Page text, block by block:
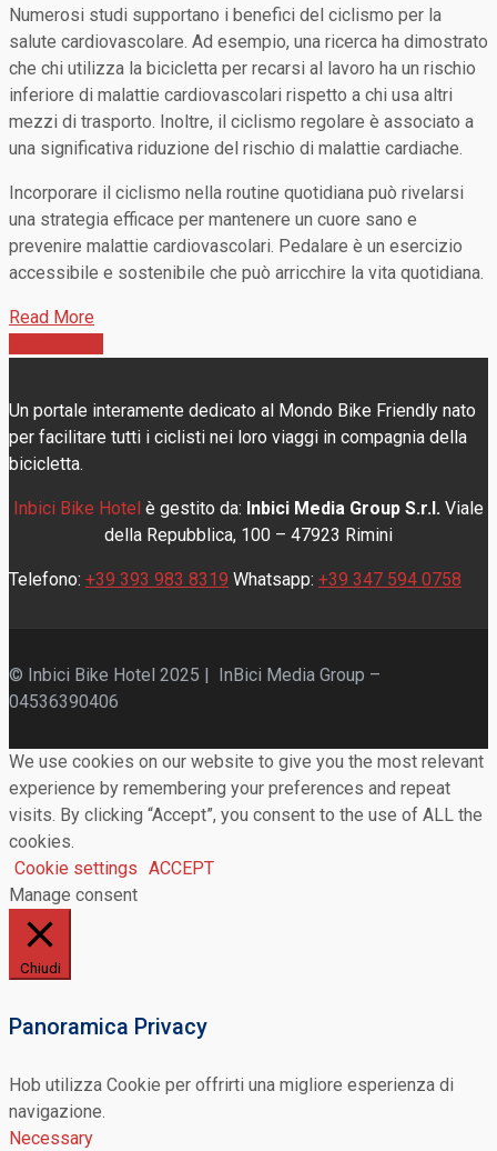
Numerosi studi supportano i benefici del ciclismo per la
salute cardiovascolare. Ad esempio, una ricerca ha dimostrato
che chi utilizza la bicicletta per recarsi al lavoro ha un rischio
inferiore di malattie cardiovascolari rispetto a chi usa altri
mezzi di trasporto. Inoltre, il ciclismo regolare è associato a
una significativa riduzione del rischio di malattie cardiache.
Incorporare il ciclismo nella routine quotidiana può rivelarsi
una strategia efficace per mantenere un cuore sano e
prevenire malattie cardiovascolari. Pedalare è un esercizio
accessibile e sostenibile che può arricchire la vita quotidiana.
Read More
Un portale interamente dedicato al Mondo Bike Friendly nato
per facilitare tutti i ciclisti nei loro viaggi in compagnia della
bicicletta.
Inbici Bike Hotel è gestito da: Inbici Media Group S.r.l. Viale
della Repubblica, 100 – 47923 Rimini
Telefono: +39 393 983 8319 Whatsapp: +39 347 594 0758
© Inbici Bike Hotel 2025 | InBici Media Group –
04536390406
We use cookies on our website to give you the most relevant
experience by remembering your preferences and repeat
visits. By clicking “Accept”, you consent to the use of ALL the
cookies.
Cookie settings ACCEPT
Manage consent
Chiudi
Panoramica Privacy
Hob utilizza Cookie per offrirti una migliore esperienza di
navigazione.
Necessary